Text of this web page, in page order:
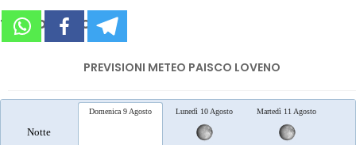
TEMPO SUI SOCIAL
PREVISIONI METEO PAISCO LOVENO
Notte
Domenica 9 Agosto Lunedì 10 Agosto Martedì 11 Agosto